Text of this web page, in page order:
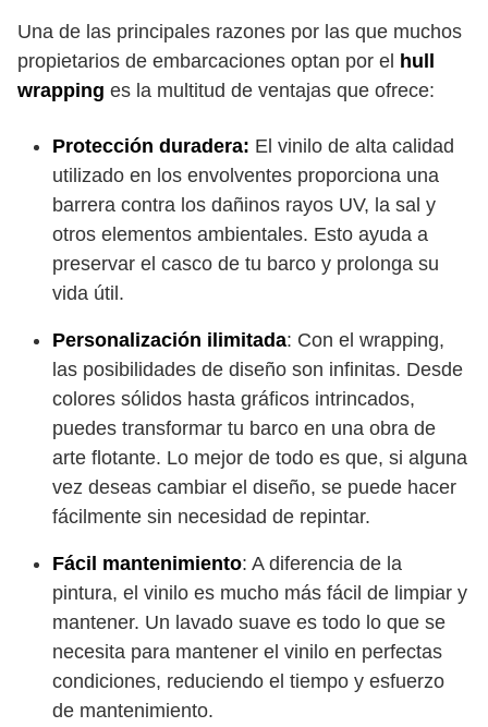
Una de las principales razones por las que muchos
propietarios de embarcaciones optan por el hull
wrapping es la multitud de ventajas que ofrece:
Protección duradera: El vinilo de alta calidad
utilizado en los envolventes proporciona una
barrera contra los dañinos rayos UV, la sal y
otros elementos ambientales. Esto ayuda a
preservar el casco de tu barco y prolonga su
vida útil.
Personalización ilimitada: Con el wrapping,
las posibilidades de diseño son infinitas. Desde
colores sólidos hasta gráficos intrincados,
puedes transformar tu barco en una obra de
arte flotante. Lo mejor de todo es que, si alguna
vez deseas cambiar el diseño, se puede hacer
fácilmente sin necesidad de repintar.
Fácil mantenimiento: A diferencia de la
pintura, el vinilo es mucho más fácil de limpiar y
mantener. Un lavado suave es todo lo que se
necesita para mantener el vinilo en perfectas
condiciones, reduciendo el tiempo y esfuerzo
de mantenimiento.